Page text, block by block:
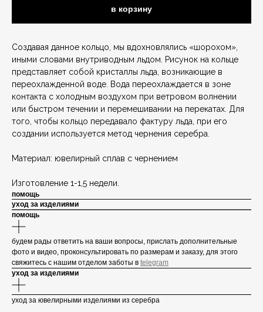
в корзину
Создавая данное кольцо, мы вдохновлялись «шорохом»,
иными словами внутриводным льдом. Рисунок на кольце
представляет собой кристаллы льда, возникающие в
переохлажденной воде. Вода переохлаждается в зоне
контакта с холодным воздухом при ветровом волнении
или быстром течении и перемешивании на перекатах. Для
того, чтобы кольцо передавало фактуру льда, при его
создании используется метод чернения серебра.
Материал: ювелирный сплав с чернением
Изготовление 1-1,5 недели.
помощь
уход за изделиями
помощь
будем рады ответить на ваши вопросы, прислать дополнительные
фото и видео, проконсультировать по размерам и заказу, для этого
свяжитесь с нашим отделом заботы в telegram
уход за изделиями
уход за ювелирными изделиями из серебра